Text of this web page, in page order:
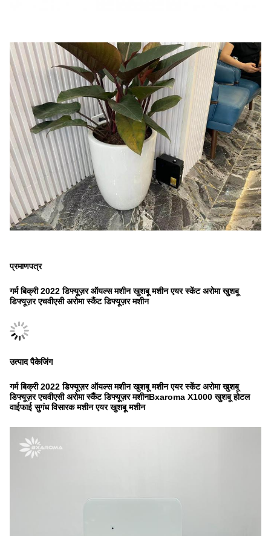
प्रमाणपत्र
गर्म बिक्री 2022 डिफ्यूज़र ऑयल्स मशीन खुशबू मशीन एयर स्केंट अरोमा खुशबू
डिफ्यूज़र एचवीएसी अरोमा स्कैंट डिफ्यूज़र मशीन
उत्पाद पैकेजिंग
गर्म बिक्री 2022 डिफ्यूज़र ऑयल्स मशीन खुशबू मशीन एयर स्केंट अरोमा खुशबू
डिफ्यूज़र एचवीएसी अरोमा स्कैंट डिफ्यूज़र मशीनBxaroma X1000 खुशबू होटल
वाईफाई सुगंध विसारक मशीन एयर खुशबू मशीन